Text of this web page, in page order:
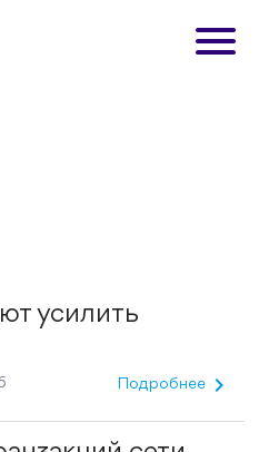
усилить
Подробнее chevron_right